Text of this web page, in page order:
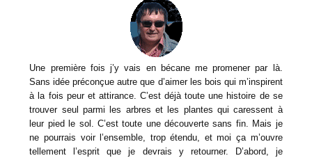
Une première fois j’y vais en bécane me promener par là.
Sans idée préconçue autre que d’aimer les bois qui m’inspirent
à la fois peur et attirance. C’est déjà toute une histoire de se
trouver seul parmi les arbres et les plantes qui caressent à
leur pied le sol. C’est toute une découverte sans fin. Mais je
ne pourrais voir l’ensemble, trop étendu, et moi ça m’ouvre
tellement l’esprit que je devrais y retourner. D’abord, je